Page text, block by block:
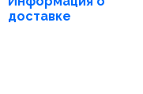
доставке